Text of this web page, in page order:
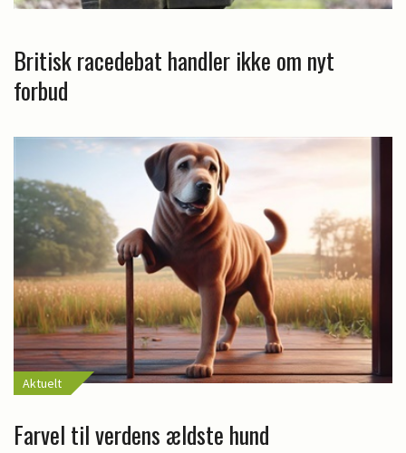
Britisk racedebat handler ikke om nyt
forbud
Aktuelt
Farvel til verdens ældste hund